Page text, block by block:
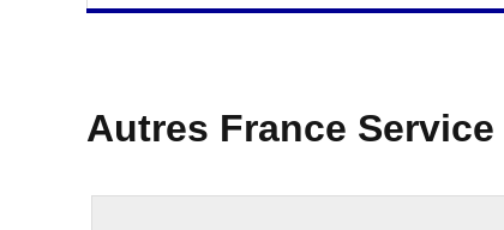
Autres France